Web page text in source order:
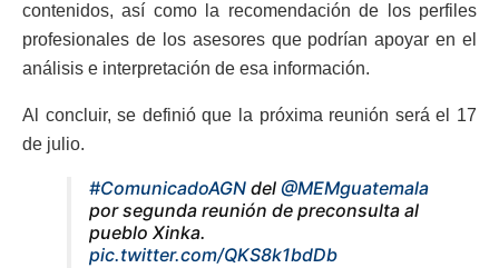
contenidos, así como la recomendación de los perfiles
profesionales de los asesores que podrían apoyar en el
análisis e interpretación de esa información.
Al concluir, se definió que la próxima reunión será el 17
de julio.
#ComunicadoAGN del @MEMguatemala
por segunda reunión de preconsulta al
pueblo Xinka.
pic.twitter.com/QKS8k1bdDb